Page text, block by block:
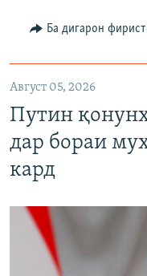
Ба дигарон
Август 05, 2026
Путин
дар бораи
кард